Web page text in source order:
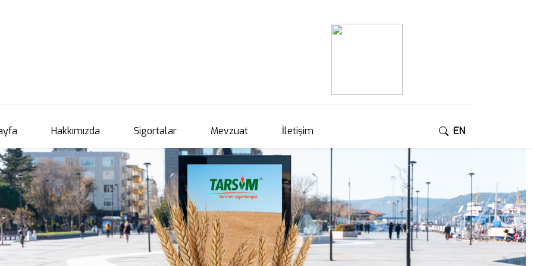
Hakkımızda Sigortalar Mevzuat İletişim EN